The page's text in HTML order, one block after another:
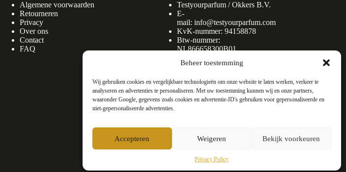
Beheer toestemming
Wij gebruiken cookies en vergelijkbare technologieën om onze website te laten werken, verkeer te
analyseren en advertenties te personaliseren. Met uw toestemming kunnen wij en onze partners,
waaronder Google, gegevens zoals cookies en advertentie-ID's gebruiken voor gepersonaliseerde en
niet-gepersonaliseerde advertenties.
Accepteren Weigeren Bekijk voorkeuren
Privacy Policy
Algemene voorwaarden
Retourneren
Privacy
Over ons
Contact
FAQ
Testyourparfum /Okkers B.V.
E-
mail: info@testyourparfum.com
KvK-nummer: 94158878
Btw-nummer:
NL866658300B01